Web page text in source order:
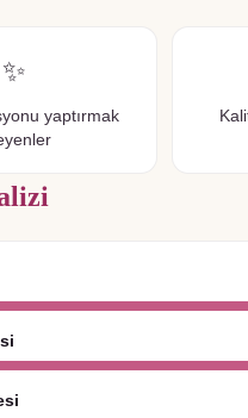
✨
yaptırmak